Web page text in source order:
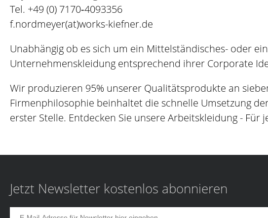
Tel. +49 (0) 7170‐4093356
f.nordmeyer(at)works-kiefner.de
Unabhängig ob es sich um ein Mittelständisches- oder
Unternehmenskleidung entsprechend ihrer Corporate
Wir produzieren 95% unserer Qualitätsprodukte an
Firmenphilosophie beinhaltet die schnelle Umsetzung
erster Stelle. Entdecken Sie unsere Arbeitskleidung -
Jetzt Newsletter kostenlos abonnieren